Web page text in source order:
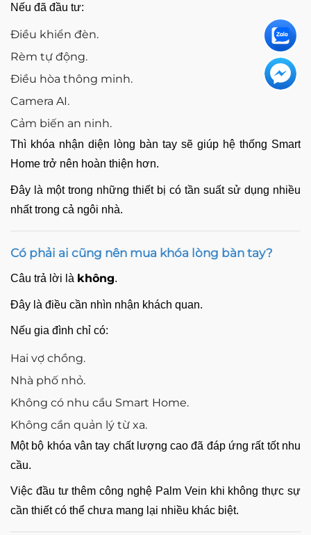
Nếu đã đầu tư:
Điều khiển đèn.
Rèm tự động.
Điều hòa thông minh.
Camera AI.
Cảm biến an ninh.
Thì khóa nhận diện lòng bàn tay sẽ giúp hệ thống Smart
Home trở nên hoàn thiện hơn.
Đây là một trong những thiết bị có tần suất sử dụng nhiều
nhất trong cả ngôi nhà.
Có phải ai cũng nên mua khóa lòng bàn tay?
Câu trả lời là không.
Đây là điều cần nhìn nhận khách quan.
Nếu gia đình chỉ có:
Hai vợ chồng.
Nhà phố nhỏ.
Không có nhu cầu Smart Home.
Không cần quản lý từ xa.
Một bộ khóa vân tay chất lượng cao đã đáp ứng rất tốt nhu
cầu.
Việc đầu tư thêm công nghệ Palm Vein khi không thực sự
cần thiết có thể chưa mang lại nhiều khác biệt.